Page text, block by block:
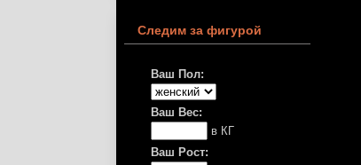
Следим за фигурой
Ваш Пол:
Ваш Вес:
в КГ
Ваш Рост: